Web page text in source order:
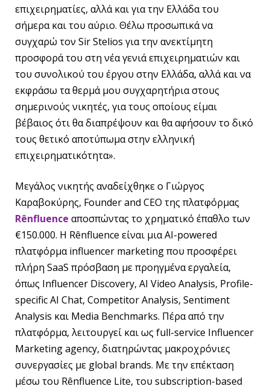
επιχειρηματίες, αλλά και για την Ελλάδα του
σήμερα και του αύριο. Θέλω προσωπικά να
συγχαρώ τον Sir Stelios για την ανεκτίμητη
προσφορά του στη νέα γενιά επιχειρηματιών και
του συνολικού του έργου στην Ελλάδα, αλλά και να
εκφράσω τα θερμά μου συγχαρητήρια στους
σημερινούς νικητές, για τους οποίους είμαι
βέβαιος ότι θα διαπρέψουν και θα αφήσουν το δικό
τους θετικό αποτύπωμα στην ελληνική
επιχειρηματικότητα».
Μεγάλος νικητής αναδείχθηκε ο Γιώργος
Καραβοκύρης, Founder and CEO της πλατφόρμας
Rênfluence αποσπώντας το χρηματικό έπαθλο των
€150.000. Η Rênfluence είναι μια AI-powered
πλατφόρμα influencer marketing που προσφέρει
πλήρη SaaS πρόσβαση με προηγμένα εργαλεία,
όπως Influencer Discovery, AI Video Analysis, Profile-
specific AI Chat, Competitor Analysis, Sentiment
Analysis και Media Benchmarks. Πέρα από την
πλατφόρμα, λειτουργεί και ως full-service Influencer
Marketing agency, διατηρώντας μακροχρόνιες
συνεργασίες με global brands. Με την επέκταση
μέσω του Rênfluence Lite, του subscription-based